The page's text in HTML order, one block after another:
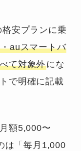
安プランに乗
auスマートバ
て対象外にな
で明確に記載
額5,000〜
は「毎月1,000